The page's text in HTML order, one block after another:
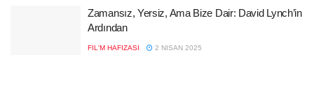
Zamansız, Yersiz, Ama Bize Dair: David Lynch’in
Ardından
FIL'M HAFIZASI 2 NISAN 2025